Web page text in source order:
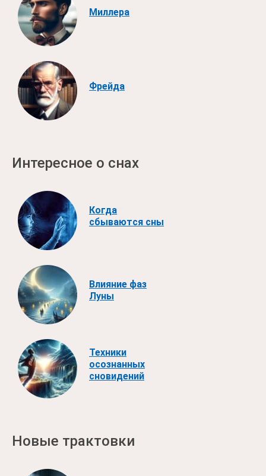
Миллера
Фрейда
Интересное о снах
Когда
сбываются сны
Влияние фаз
Луны
Техники
осознанных
сновидений
Новые трактовки